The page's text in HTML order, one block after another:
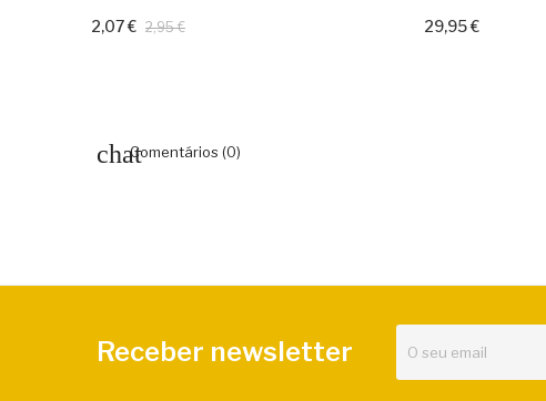
2,07 € 2,95 €
Adicionar ao carrinho 29,95 €Adicionar ao
Comentários (0)
Receber newsletter